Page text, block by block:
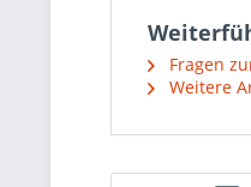
Fragen
Weitere